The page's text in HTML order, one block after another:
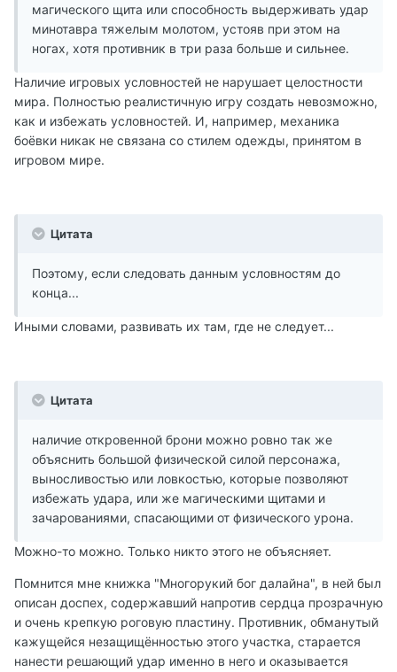
магического щита или способность выдерживать удар
минотавра тяжелым молотом, устояв при этом на
ногах, хотя противник в три раза больше и сильнее.
Наличие игровых условностей не нарушает целостности
мира. Полностью реалистичную игру создать невозможно,
как и избежать условностей. И, например, механика
боёвки никак не связана со стилем одежды, принятом в
игровом мире.
Цитата
Поэтому, если следовать данным условностям до
конца...
Иными словами, развивать их там, где не следует...
Цитата
наличие откровенной брони можно ровно так же
объяснить большой физической силой персонажа,
выносливостью или ловкостью, которые позволяют
избежать удара, или же магическими щитами и
зачарованиями, спасающими от физического урона.
Можно-то можно. Только никто этого не объясняет.
Помнится мне книжка "Многорукий бог далайна", в ней был
описан доспех, содержавший напротив сердца прозрачную
и очень крепкую роговую пластину. Противник, обманутый
кажущейся незащищённостью этого участка, старается
нанести решающий удар именно в него и оказывается